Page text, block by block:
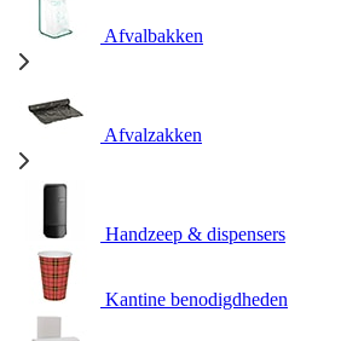
Afvalbakken
Afvalzakken
Handzeep & dispensers
Kantine benodigdheden